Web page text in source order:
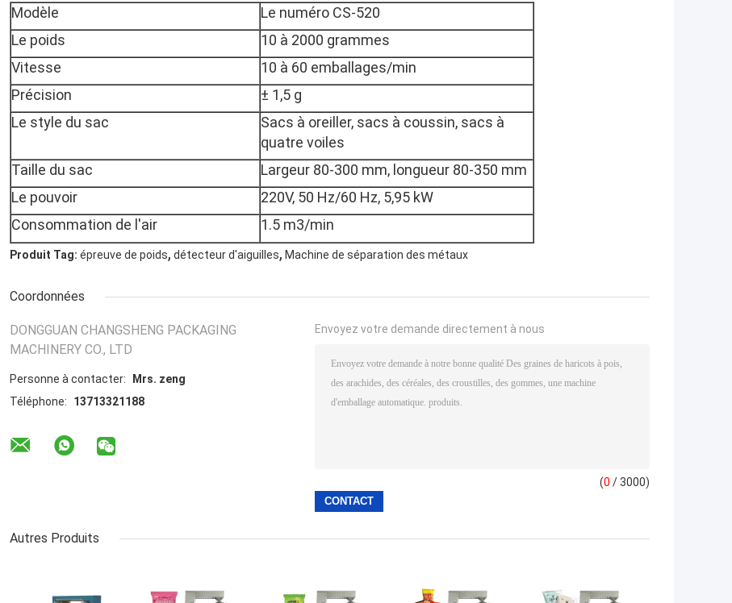
Modèle
Le numéro CS-520
Le poids
10 à 2000 grammes
Vitesse
10 à 60 emballages/min
Précision
± 1,5 g
Le style du sac
Sacs à oreiller, sacs à coussin, sacs à
quatre voiles
Taille du sac
Largeur 80-300 mm, longueur 80-350 mm
Le pouvoir
220V, 50 Hz/60 Hz, 5,95 kW
Consommation de l'air
1.5 m3/min
Produit Tag: épreuve de poids, détecteur d'aiguilles, Machine de séparation des métaux
Coordonnées
DONGGUAN CHANGSHENG PACKAGING
MACHINERY CO., LTD
Personne à contacter:
Mrs. zeng
Téléphone:
13713321188
Envoyez votre demande directement à nous
(0 / 3000)
Autres Produits